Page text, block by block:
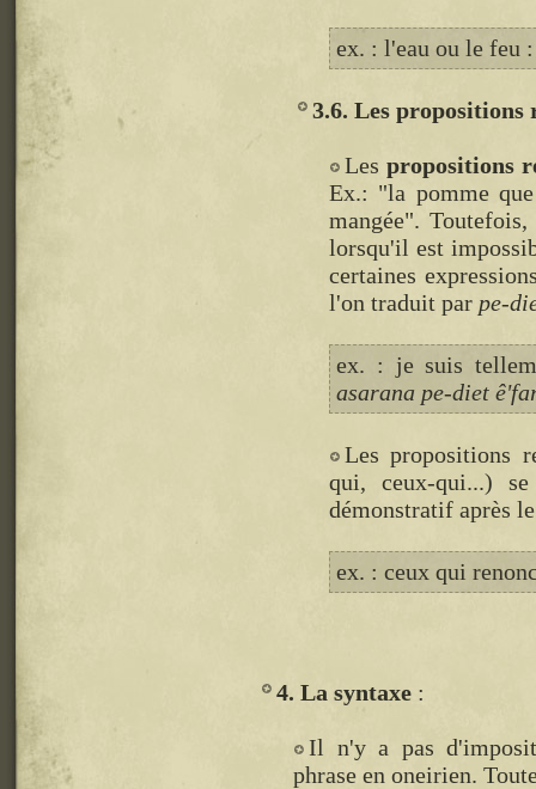
ex. : l'eau ou le feu
3.6. Les propositions
Lespropositions
Ex.: "la pomme
mangée".
lorsqu'il est
certaines
l'on traduit par pe-
ex. : je suis
asarana pe-diet
Les propositions
qui, ceux-qui...)
démonstratif après
ex. : ceux qui
4. La syntaxe
Il n'y a pas
phrase en oneirien.